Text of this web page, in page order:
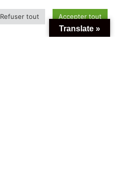
Refuser tout Accepter tout
Translate »